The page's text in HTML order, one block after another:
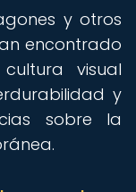
y otros
encontrado
visual
y
sobre la